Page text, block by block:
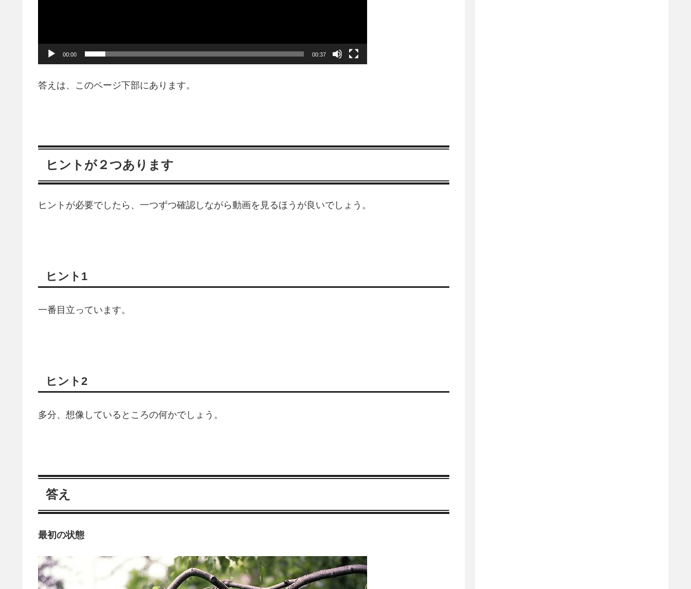
00:00 00:37
答えは、このページ下部にあります。
ヒントが２つあります
ヒントが必要でしたら、一つずつ確認しながら動画を見るほうが良いでしょう。
ヒント1
一番目立っています。
ヒント2
多分、想像しているところの何かでしょう。
答え
最初の状態